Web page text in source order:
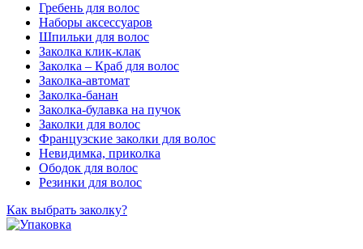
Гребень для волос
Наборы аксессуаров
Шпильки для волос
Заколка клик-клак
Заколка – Краб для волос
Заколка-автомат
Заколка-банан
Заколка-булавка на пучок
Заколки для волос
Французские заколки для волос
Невидимка, приколка
Ободок для волос
Резинки для волос
Как выбрать заколку?